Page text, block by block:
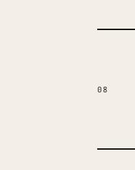
08